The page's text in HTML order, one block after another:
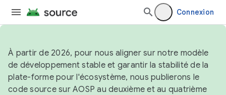
Connexion
À partir de 2026, pour nous aligner sur notre modèle
de développement stable et garantir la stabilité de la
plate-forme pour l'écosystème, nous publierons le
code source sur AOSP au deuxième et au quatrième